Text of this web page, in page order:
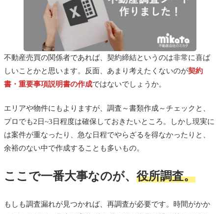
不動産売買の関係者であれば、契約締結というのは非常に喜ば
しいことかと思います。反面、あまり考えたくないのが契約
書・重要事項説明書の作成ではないでしょうか。
エリアや物件にもよりますが、調査～書類作成～チェックと、
プロでも2日~3日程度は確保しておきたいところ。しかし現実に
は案件が重なったり、急な日程でやらざるを得なかったりと、
余裕のない中で作成することも多いもの。
ここで一番大事なのが、 役所調査。
もしも調査漏れが見つかれば、再調査が必要です。時間がかか